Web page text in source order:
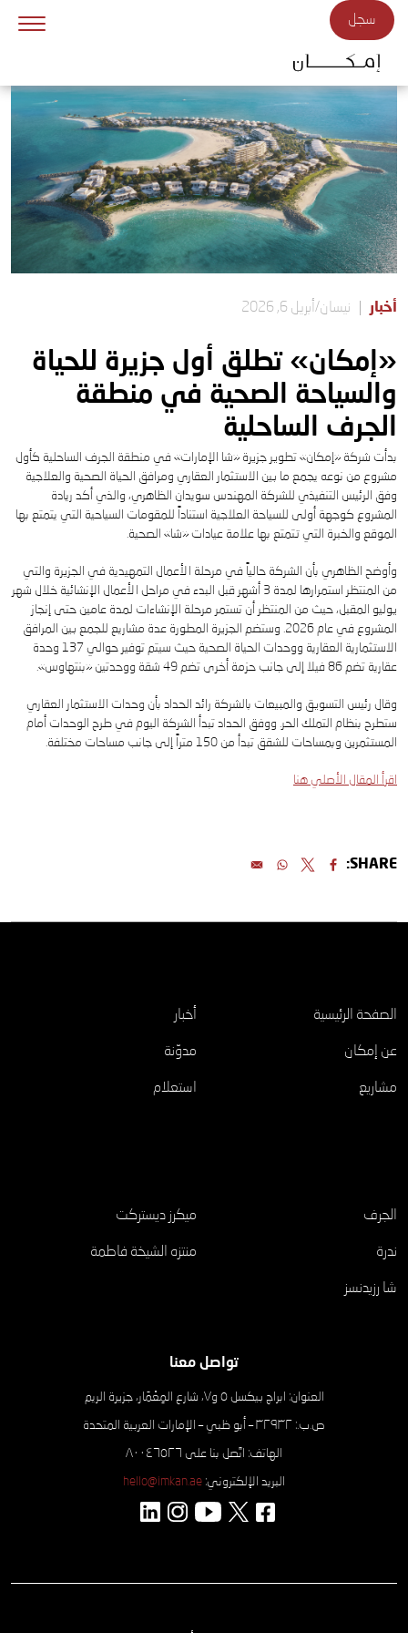
Skip to main content
سجل
أخبار نيسان/أبريل 6, 2026
«إمكان» تطلق أول جزيرة للحياة
والسياحة الصحية في منطقة
الجرف الساحلية
بدأت شركة «إمكان» تطوير جزيرة «شا الإمارات» في منطقة الجرف الساحلية كأول
مشروع من نوعه يجمع ما بين الاستثمار العقاري ومرافق الحياة الصحية والعلاجية
وفق الرئیس التنفیذي للشركة المھندس سویدان الظاھري، والذي أكد ريادة
المشروع كوجهة أولى للسياحة العلاجية استناداً للمقومات السياحية التي يتمتع بها
الموقع والخبرة التي تتمتع بها علامة عيادات «شا» الصحية.
وأوضح الظاهري بأن الشركة حالياً في مرحلة الأعمال التمهيدية في الجزيرة والتي
من المنتظر استمرارها لمدة 3 أشهر قبل البدء في مراحل الأعمال الإنشائية خلال شهر
يوليو المقبل، حيث من المنتظر أن تستمر مرحلة الإنشاءات لمدة عامين حتى إنجاز
المشروع في عام 2026. وستضم الجزيرة المطورة عدة مشاريع للجمع بين المرافق
الاستثمارية العقارية ووحدات الحياة الصحية حيث سيتم توفير حوالي 137 وحدة
عقارية تضم 86 فیلا إلى جانب حزمة أخرى تضم 49 شقة ووحدتين «بنتھاوس».
وقال رئيس التسويق والمبيعات بالشركة رائد الحداد بأن وحدات الاستثمار العقاري
ستطرح بنظام التملك الحر. ووفق الحداد تبدأ الشركة اليوم في طرح الوحدات أمام
المستثمرين وبمساحات للشقق تبدأ من 150 متراً إلى جانب مساحات مختلفة.
اقرأ المقال الأصلي هنا
SHARE:
الصفحة الرئيسية
عن إمكان
مشاريع
أخبار
مدوّنة
استعلام
الجرف
ندرة
شا رزيدنسز
ميكرز ديستركت
منتزه الشيخة فاطمة
تواصل معنا
العنوان: ابراج بيكسل ٥ و٧، شارع المِعْمَار، جزيرة الريم
ص.ب.: ۳۲۹۳۲ – أبو ظبي – الإمارات العربية المتحدة
الهاتف: اتّصل بنا على ٨٠٠٤٦٥٢٦
البريد الإلكتروني: hello@imkan.ae